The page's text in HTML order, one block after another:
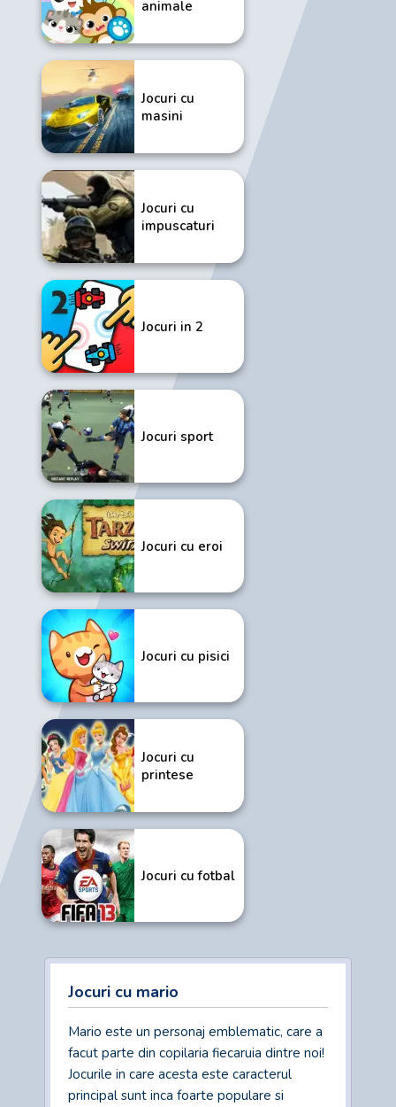
animale
Jocuri cu
masini
Jocuri cu
impuscaturi
Jocuri in 2
Jocuri sport
Jocuri cu eroi
Jocuri cu pisici
Jocuri cu
printese
Jocuri cu fotbal
Jocuri cu mario
Mario este un personaj emblematic, care a
facut parte din copilaria fiecaruia dintre noi!
Jocurile in care acesta este caracterul
principal sunt inca foarte populare si